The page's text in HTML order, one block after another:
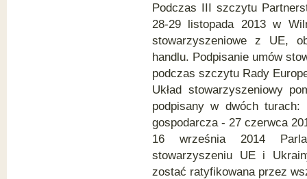
Podczas III szczytu
28-29 listopada 2013 w
stowarzyszeniowe z UE,
handlu. Podpisanie umów
podczas szczytu Rady
Układ stowarzyszeniowy
podpisany w dwóch
gospodarcza - 27 czerwca
16 września 2014
stowarzyszeniu UE i
zostać ratyfikowana przez